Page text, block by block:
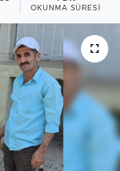
OKUNMA SÜRESI